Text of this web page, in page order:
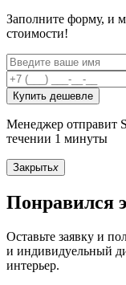
Заполните форму, и
стоимости!
Купить дешевле
Менеджер отправит
течении 1 минуты
Закрытьx
Понравился
Оставьте заявку и
и индивидуельный
интерьер.